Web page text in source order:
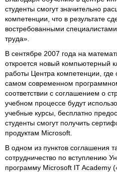
студенты смогут значительно
компетенции, что в результате
востребованными
труда».
В сентябре 2007 года на
откроется новый компьютерный
работы Центра компетенции, где
самом современном
соответствии с соглашением о
учебном процессе будут
учебные курсы, бесплатно
студенты смогут получить
продуктам Microsoft.
В одном из пунктов соглашения
сотрудничество по вступлению
программу Microsoft IT